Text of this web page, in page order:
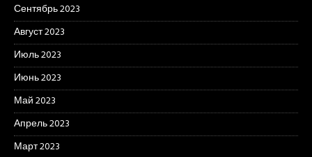
Сентябрь 2023
Август 2023
Июль 2023
Июнь 2023
Май 2023
Апрель 2023
Март 2023